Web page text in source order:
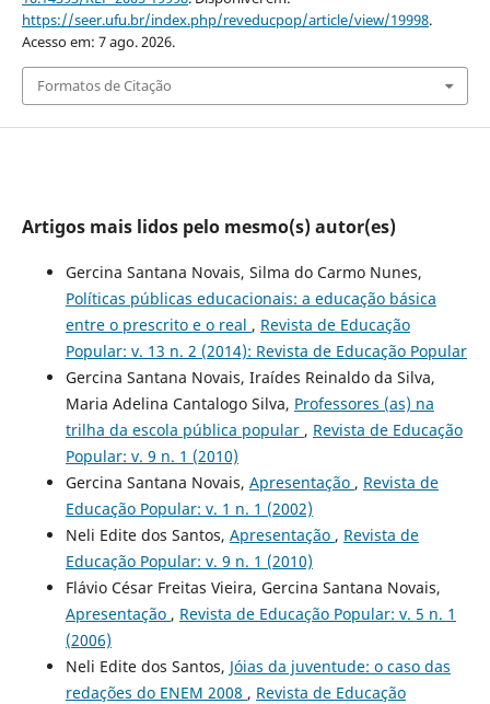
https://seer.ufu.br/index.php/reveducpop/article/view/19998.
Acesso em: 7 ago. 2026.
Formatos de Citação
Artigos mais lidos pelo mesmo(s) autor(es)
Gercina Santana Novais, Silma do Carmo Nunes,
Políticas públicas educacionais: a educação básica
entre o prescrito e o real , Revista de Educação
Popular: v. 13 n. 2 (2014): Revista de Educação Popular
Gercina Santana Novais, Iraídes Reinaldo da Silva,
Maria Adelina Cantalogo Silva, Professores (as) na
trilha da escola pública popular , Revista de Educação
Popular: v. 9 n. 1 (2010)
Gercina Santana Novais, Apresentação , Revista de
Educação Popular: v. 1 n. 1 (2002)
Neli Edite dos Santos, Apresentação , Revista de
Educação Popular: v. 9 n. 1 (2010)
Flávio César Freitas Vieira, Gercina Santana Novais,
Apresentação , Revista de Educação Popular: v. 5 n. 1
(2006)
Neli Edite dos Santos, Jóias da juventude: o caso das
redações do ENEM 2008 , Revista de Educação